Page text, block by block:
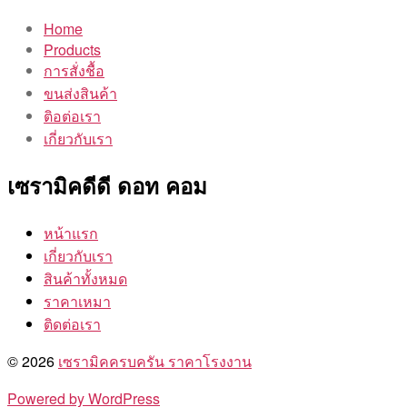
Home
Products
การสั่งชื้อ
ขนส่งสินค้า
ติอต่อเรา
เกี่ยวกับเรา
เซรามิคดีดี ดอท คอม
หน้าแรก
เกี่ยวกับเรา
สินค้าทั้งหมด
ราคาเหมา
ติดต่อเรา
© 2026 เซรามิคครบครัน ราคาโรงงาน
Powered by WordPress